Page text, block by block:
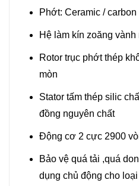
Phớt: Ceramic /
Hệ làm kín zoăng
Rotor trục phớt thép
mòn
Stator tấm thép silic
đồng nguyên chất
Động cơ 2 cực 2900
Bảo vệ quá tải ,quá
dụng chủ động cho loại